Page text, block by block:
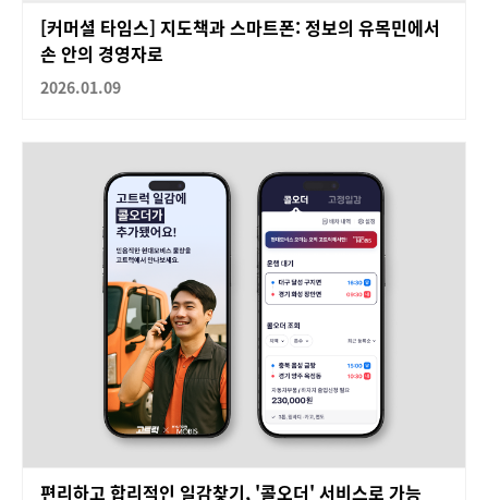
[커머셜 타임스] 지도책과 스마트폰: 정보의 유목민에서
손 안의 경영자로
2026.01.09
편리하고 합리적인 일감찾기, '콜오더' 서비스로 가능